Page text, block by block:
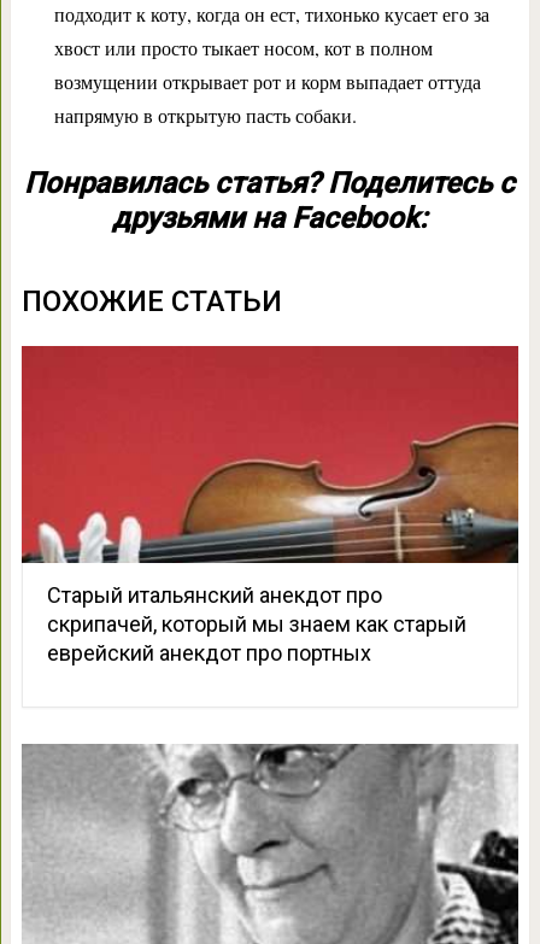
подходит к коту, когда он ест, тихонько кусает его за
хвост или просто тыкает носом, кот в полном
возмущении открывает рот и корм выпадает оттуда
напрямую в открытую пасть собаки.
Понравилась статья? Поделитесь с
друзьями на Facebook:
ПОХОЖИЕ СТАТЬИ
Старый итальянский анекдот про
скрипачей, который мы знаем как старый
еврейский анекдот про портных